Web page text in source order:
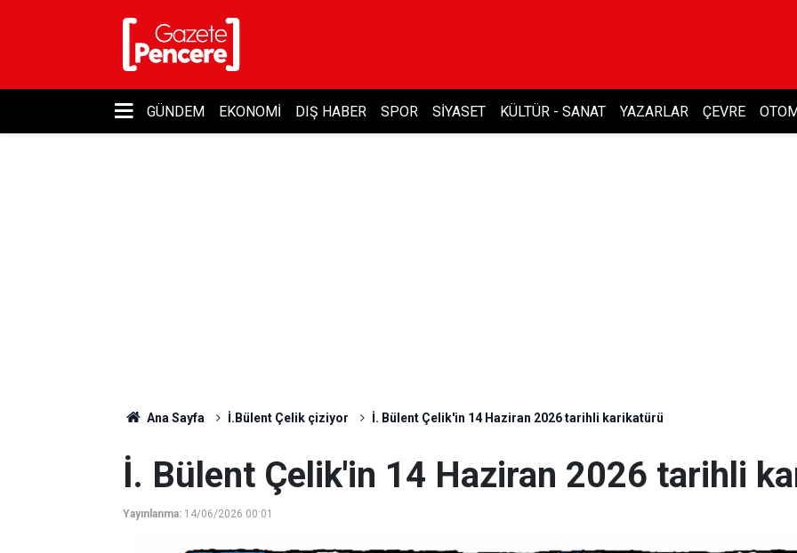
GÜNDEM EKONOMI DIŞ HABER SPOR SIYASET KÜLTÜR - SANAT YAZARLAR ÇEVRE
Ana Sayfa İ.Bülent Çelik çiziyor İ. Bülent Çelik'in 14 Haziran 2026 tarihli karikatürü
İ. Bülent Çelik'in 14 Haziran 2026 tarihli
Yayınlanma: 14/06/2026 00:01